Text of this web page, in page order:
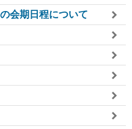
会期日程について